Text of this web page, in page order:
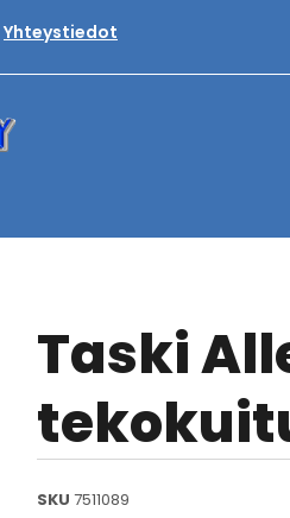
Yhteystiedot
Taski
SKU 7511089